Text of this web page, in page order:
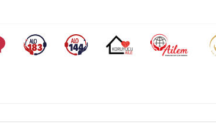
Sıkça Sorulan SorularAlo 183 (yeni sekmede açılır)Alo 144 (yeni sekmede açılır)
Koruyucu Aile (yeni
AİLEM